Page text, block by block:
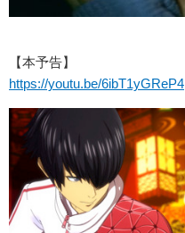
【本予告】
https://youtu.be/6ibT1yGReP4